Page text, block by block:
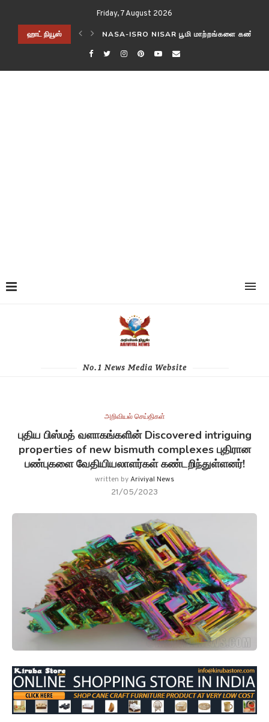
Friday, 7 August 2026
ஹாட் நியூஸ்
விஞ்ஞானிகள்! NASA-ISRO NISAR பூமி மாற்றங்களை
No.1 News Media Website
அறிவியல் செய்திகள்
புதிய பிஸ்மத் வளாகங்களின் Discovered intriguing
properties of new bismuth complexes புதிரான
பண்புகளை வேதியியலாளர்கள் கண்டறிந்துள்ளனர்!
written byAriviyal News
21/05/2023